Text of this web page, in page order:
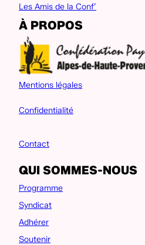
Les Amis de la Conf’
À PROPOS
Mentions légales
Confidentialité
Contact
QUI SOMMES-NOUS
Programme
Syndicat
Adhérer
Soutenir